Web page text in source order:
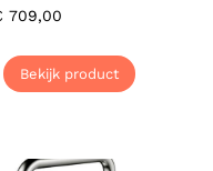
709,00
Bekijk product